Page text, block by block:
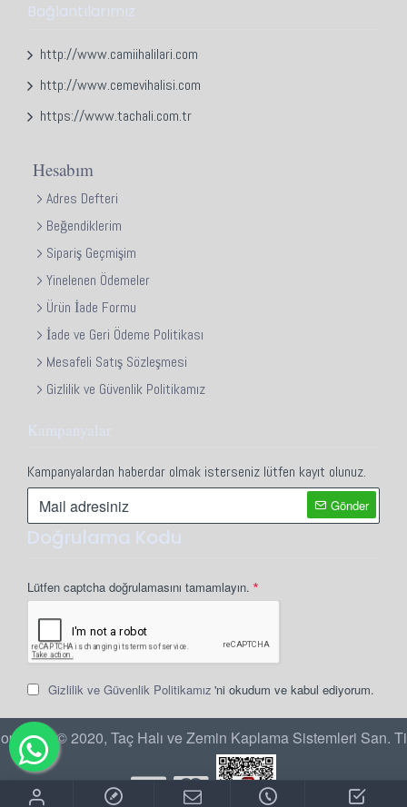
Bağlantılarımız
http://www.camiihalilari.com
http://www.cemevihalisi.com
https://www.tachali.com.tr
Hesabım
Adres Defteri
Beğendiklerim
Sipariş Geçmişim
Yinelenen Ödemeler
Ürün İade Formu
İade ve Geri Ödeme Politikası
Mesafeli Satış Sözleşmesi
Gizlilik ve Güvenlik Politikamız
Kampanyalar
Kampanyalardan haberdar olmak isterseniz lütfen kayıt olunuz.
Gönder
Doğrulama Kodu
Lütfen captcha doğrulamasını tamamlayın.
Gizlilik ve Güvenlik Politikamız 'ni okudum ve kabul ediyorum.
© 2020, Taç Halı ve Zemin Kaplama Sistemleri San.